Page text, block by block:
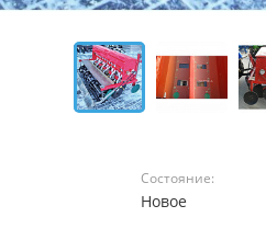
Состояние:
Новое